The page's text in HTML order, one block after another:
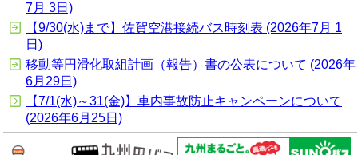
7月 3日)
【9/30(水)まで】佐賀空港接続バス時刻表 (2026年7月 1
日)
移動等円滑化取組計画（報告）書の公表について (2026年
6月29日)
【7/1(水)～31(金)】車内事故防止キャンペーンについて
(2026年6月25日)